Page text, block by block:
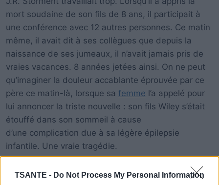
TSANTE - Do Not Process My Personal Information
mort soudaine de son fils de 8 ans, il participait à
une conférence avec 12 autres personnes. Ce matin
même, il avait dit à ses collègues que depuis la
naissance de ses jumeaux, il n’avait jamais pris de
vraies vacances. 8 années jetées ainsi. On ne peut
qu’imaginer la douleur accablante éprouvée par ce
père ce matin-là, lorsque sa femme l’a appelé pour
lui annoncer la triste nouvelle : son fils Wiley s’était
étouffé dans son sommeil à cause
d’une complication due à sa légère épilepsie
infantile. Une vraie tragédie.
Après la tragédie, J.R. a écrit un article sur